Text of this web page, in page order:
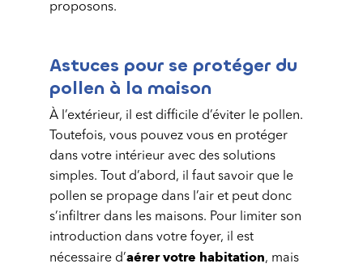
proposons.
Astuces pour se protéger du
pollen à la maison
À l’extérieur, il est difficile d’éviter le pollen.
Toutefois, vous pouvez vous en protéger
dans votre intérieur avec des solutions
simples. Tout d’abord, il faut savoir que le
pollen se propage dans l’air et peut donc
s’infiltrer dans les maisons. Pour limiter son
introduction dans votre foyer, il est
nécessaire d’aérer votre habitation, mais